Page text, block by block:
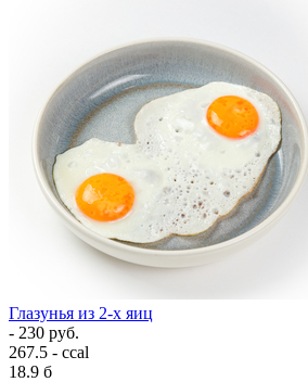
Глазунья из 2-х яиц
- 230 руб.
267.5 - ccal
18.9 б